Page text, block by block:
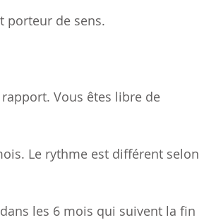
porteur de sens.
Vous êtes libre de
Le rythme est différent selon
les 6 mois qui suivent la fin